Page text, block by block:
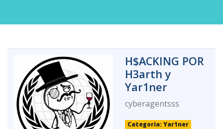
H$ACKING POR
H3arth y
Yar1ner
cyberagentsss
Categoria: Yar1ner